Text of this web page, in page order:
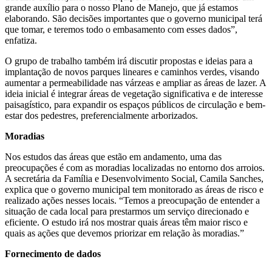
grande auxílio para o nosso Plano de Manejo, que já estamos
elaborando. São decisões importantes que o governo municipal terá
que tomar, e teremos todo o embasamento com esses dados”,
enfatiza.
O grupo de trabalho também irá discutir propostas e ideias para a
implantação de novos parques lineares e caminhos verdes, visando
aumentar a permeabilidade nas várzeas e ampliar as áreas de lazer. A
ideia inicial é integrar áreas de vegetação significativa e de interesse
paisagístico, para expandir os espaços públicos de circulação e bem-
estar dos pedestres, preferencialmente arborizados.
Moradias
Nos estudos das áreas que estão em andamento, uma das
preocupações é com as moradias localizadas no entorno dos arroios.
A secretária da Família e Desenvolvimento Social, Camila Sanches,
explica que o governo municipal tem monitorado as áreas de risco e
realizado ações nesses locais. “Temos a preocupação de entender a
situação de cada local para prestarmos um serviço direcionado e
eficiente. O estudo irá nos mostrar quais áreas têm maior risco e
quais as ações que devemos priorizar em relação às moradias.”
Fornecimento de dados